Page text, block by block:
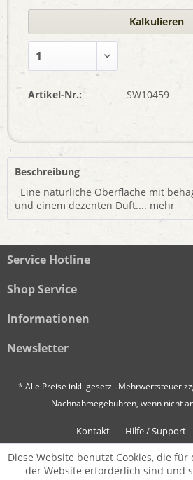
Kalkulieren
Artikel-Nr.: SW10459
Beschreibung
Eine natürliche Oberfläche mit
und einem dezenten Duft.... mehr
Service Hotline
Shop Service
Informationen
Newsletter
* Alle Preise inkl. gesetzl. Mehrwertsteuer
Nachnahmegebühren, wenn nicht
Kontakt Hilfe / Support
Diese Website benutzt Cookies, die
der Website erforderlich sind und